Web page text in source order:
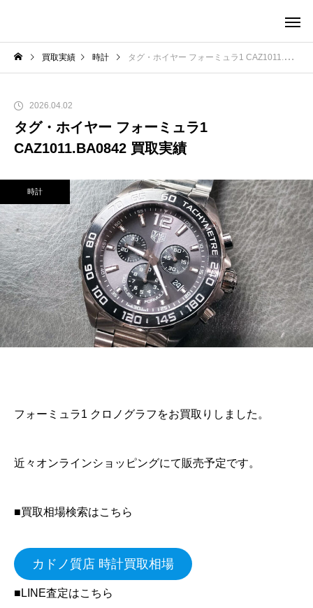
買取実績 時計 タグ・ホイヤー フォーミュラ1 CAZ1011.BA0842 買取実績
2026.04.02
タグ・ホイヤー フォーミュラ1
CAZ1011.BA0842 買取実績
時計
フォーミュラ1 クロノグラフをお買取りしました。
近々オンラインショッピングにて販売予定です。
■買取相場検索はこちら
カドノ質店 時計買取相場
■LINE査定はこちら